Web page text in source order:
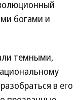
богами и
темными,
в его